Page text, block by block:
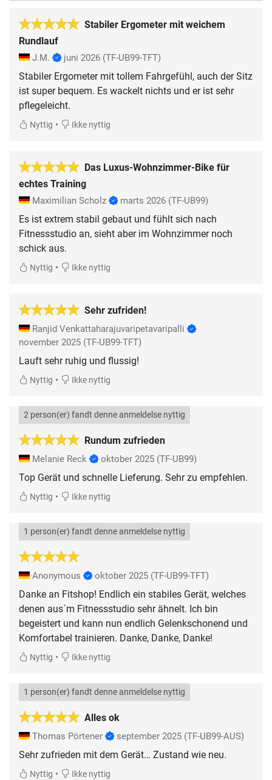
Stabiler Ergometer mit weichem
Rundlauf
J.M. juni 2026 (TF-UB99-TFT)
Stabiler Ergometer mit tollem Fahrgefühl, auch der Sitz
ist super bequem. Es wackelt nichts und er ist sehr
pflegeleicht.
Nyttig • Ikke nyttig
Das Luxus-Wohnzimmer-Bike für
echtes Training
Maximilian Scholz marts 2026 (TF-UB99)
Es ist extrem stabil gebaut und fühlt sich nach
Fitnessstudio an, sieht aber im Wohnzimmer noch
schick aus.
Nyttig • Ikke nyttig
Sehr zufriden!
Ranjid Venkattaharajuvaripetavaripalli
november 2025 (TF-UB99-TFT)
Lauft sehr ruhig und flussig!
Nyttig • Ikke nyttig
Rundum zufrieden
2 person(er) fandt denne anmeldelse nyttig
Melanie Reck oktober 2025 (TF-UB99)
Top Gerät und schnelle Lieferung. Sehr zu empfehlen.
Nyttig • Ikke nyttig
1 person(er) fandt denne anmeldelse nyttig
Anonymous oktober 2025 (TF-UB99-TFT)
Danke an Fitshop! Endlich ein stabiles Gerät, welches
denen aus´m Fitnessstudio sehr ähnelt. Ich bin
begeistert und kann nun endlich Gelenkschonend und
Komfortabel trainieren. Danke, Danke, Danke!
Nyttig • Ikke nyttig
Alles ok
1 person(er) fandt denne anmeldelse nyttig
Thomas Pörtener september 2025 (TF-UB99-AUS)
Sehr zufrieden mit dem Gerät… Zustand wie neu.
Nyttig • Ikke nyttig